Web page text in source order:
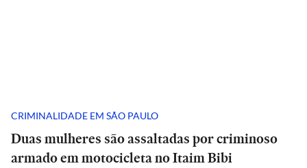
CRIMINALIDADE EM SÃO PAULO
Duas mulheres são assaltadas por criminoso
armado em motocicleta no Itaim Bibi